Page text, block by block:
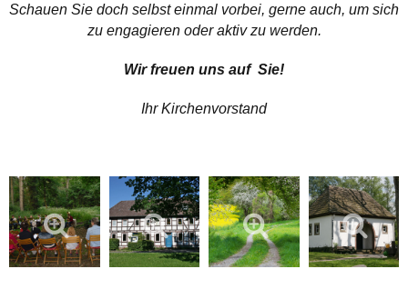
Schauen Sie doch selbst einmal vorbei, gerne auch, um sich
zu engagieren oder aktiv zu werden.
Wir freuen uns auf Sie!
Ihr Kirchenvorstand